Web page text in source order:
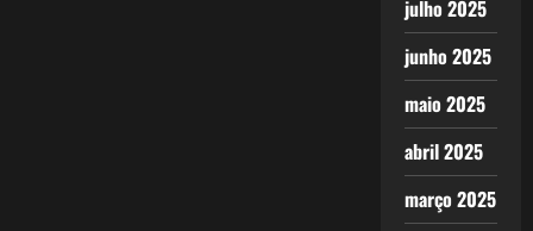
julho 2025
junho 2025
maio 2025
abril 2025
março 2025